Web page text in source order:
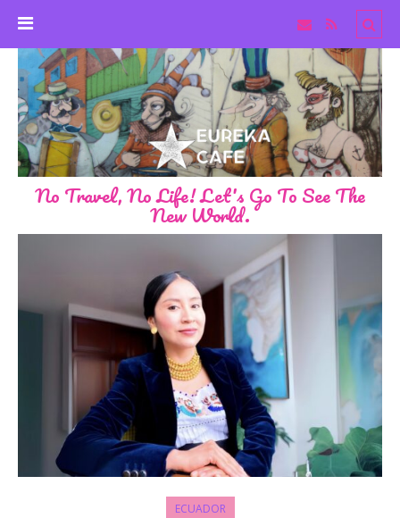
No Travel, No Life! Let's Go To See The
New World.
ECUADOR